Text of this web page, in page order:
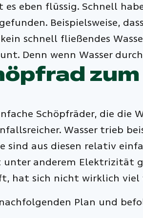
es eben flüssig. Schnell
Beispielsweise,
kein schnell fließendes
Denn wenn Wasser
Schöpfräder, die die
Wasser trieb
sind aus diesen relativ
unter anderem Elektrizität
hat sich nicht wirklich viel
Plan und